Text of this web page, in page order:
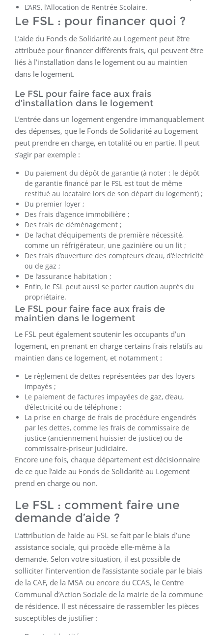
L’ARS, l’Allocation de Rentrée Scolaire.
Le FSL : pour financer quoi ?
L’aide du Fonds de Solidarité au Logement peut être
attribuée pour financer différents frais, qui peuvent être
liés à l’installation dans le logement ou au maintien
dans le logement.
Le FSL pour faire face aux frais
d’installation dans le logement
L’entrée dans un logement engendre immanquablement
des dépenses, que le Fonds de Solidarité au Logement
peut prendre en charge, en totalité ou en partie. Il peut
s’agir par exemple :
Du paiement du dépôt de garantie (à noter : le dépôt
de garantie financé par le FSL est tout de même
restitué au locataire lors de son départ du logement) ;
Du premier loyer ;
Des frais d’agence immobilière ;
Des frais de déménagement ;
De l’achat d’équipements de première nécessité,
comme un réfrigérateur, une gazinière ou un lit ;
Des frais d’ouverture des compteurs d’eau, d’électricité
ou de gaz ;
De l’assurance habitation ;
Enfin, le FSL peut aussi se porter caution auprès du
propriétaire.
Le FSL pour faire face aux frais de
maintien dans le logement
Le FSL peut également soutenir les occupants d’un
logement, en prenant en charge certains frais relatifs au
maintien dans ce logement, et notamment :
Le règlement de dettes représentées par des loyers
impayés ;
Le paiement de factures impayées de gaz, d’eau,
d’électricité ou de téléphone ;
La prise en charge de frais de procédure engendrés
par les dettes, comme les frais de commissaire de
justice (anciennement huissier de justice) ou de
commissaire-priseur judiciaire.
Encore une fois, chaque département est décisionnaire
de ce que l’aide au Fonds de Solidarité au Logement
prend en charge ou non.
Le FSL : comment faire une
demande d’aide ?
L’attribution de l’aide au FSL se fait par le biais d’une
assistance sociale, qui procède elle-même à la
demande. Selon votre situation, il est possible de
solliciter l’intervention de l’assistante sociale par le biais
de la CAF, de la MSA ou encore du CCAS, le Centre
Communal d’Action Sociale de la mairie de la commune
de résidence. Il est nécessaire de rassembler les pièces
susceptibles de justifier :